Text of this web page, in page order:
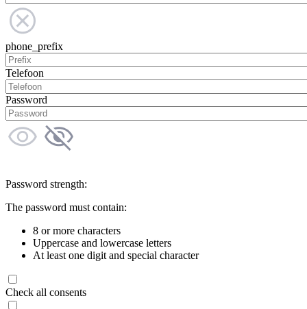
phone_prefix
Telefoon
Password
Password strength:
The password must contain:
8 or more characters
Uppercase and lowercase letters
At least one digit and special character
Check all consents